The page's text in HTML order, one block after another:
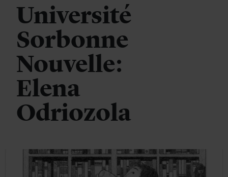
Université
Sorbonne
Nouvelle:
Elena
Odriozola